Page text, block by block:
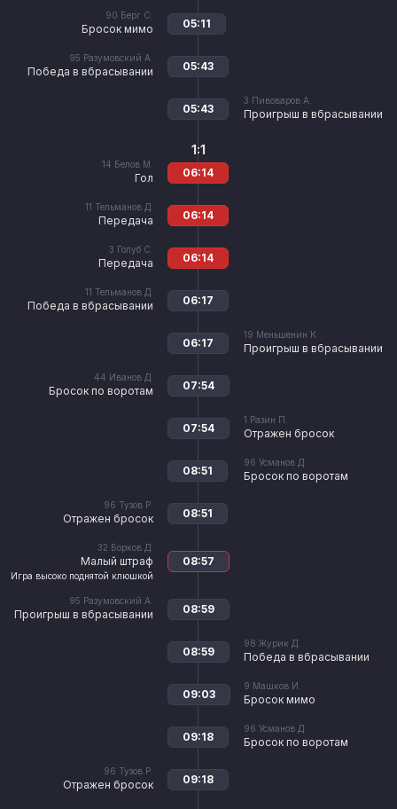
90 Берг С.
Бросок мимо 05:11
95 Разумовский А.
Победа в вбрасывании 05:43
3 Пивоваров А.
Проигрыш в вбрасывании
05:43
14 Белов М.
Гол
1:1
06:14
11 Тельманов Д.
Передача 06:14
3 Голуб С.
Передача 06:14
11 Тельманов Д.
Победа в вбрасывании 06:17
19 Меньшенин К.
Проигрыш в вбрасывании
06:17
44 Иванов Д.
Бросок по воротам 07:54
1 Разин П.
Отражен бросок
07:54
96 Усманов Д.
Бросок по воротам
08:51
96 Тузов Р.
Отражен бросок 08:51
32 Борков Д.
Малый штраф
Игра высоко поднятой клюшкой
08:57
95 Разумовский А.
Проигрыш в вбрасывании 08:59
98 Журик Д.
Победа в вбрасывании
08:59
9 Машков И.
Бросок мимо
09:03
96 Усманов Д.
Бросок по воротам
09:18
96 Тузов Р.
Отражен бросок 09:18